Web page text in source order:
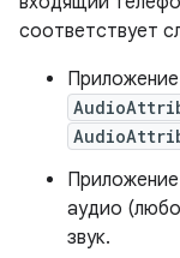
соответствует
аудио
звук.